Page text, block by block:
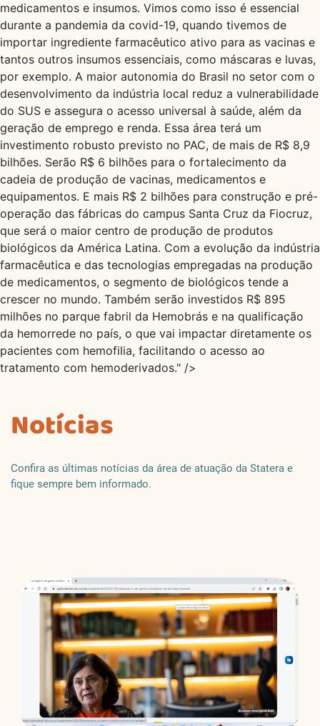
medicamentos e insumos. Vimos como isso é essencial
durante a pandemia da covid-19, quando tivemos de
importar ingrediente farmacêutico ativo para as vacinas e
tantos outros insumos essenciais, como máscaras e luvas,
por exemplo. A maior autonomia do Brasil no setor com o
desenvolvimento da indústria local reduz a vulnerabilidade
do SUS e assegura o acesso universal à saúde, além da
geração de emprego e renda. Essa área terá um
investimento robusto previsto no PAC, de mais de R$ 8,9
bilhões. Serão R$ 6 bilhões para o fortalecimento da
cadeia de produção de vacinas, medicamentos e
equipamentos. E mais R$ 2 bilhões para construção e pré-
operação das fábricas do campus Santa Cruz da Fiocruz,
que será o maior centro de produção de produtos
biológicos da América Latina. Com a evolução da indústria
farmacêutica e das tecnologias empregadas na produção
de medicamentos, o segmento de biológicos tende a
crescer no mundo. Também serão investidos R$ 895
milhões no parque fabril da Hemobrás e na qualificação
da hemorrede no país, o que vai impactar diretamente os
pacientes com hemofilia, facilitando o acesso ao
tratamento com hemoderivados." />
Notícias
Confira as últimas notícias da área de atuação da Statera e
fique sempre bem informado.